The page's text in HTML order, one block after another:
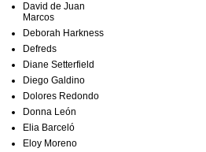
David de Juan
Marcos
Deborah Harkness
Defreds
Diane Setterfield
Diego Galdino
Dolores Redondo
Donna León
Elia Barceló
Eloy Moreno